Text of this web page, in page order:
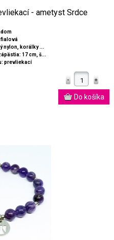
- ametyst Srdce
fialová
nylon, korálky ...
17 cm, š...
prevliekací